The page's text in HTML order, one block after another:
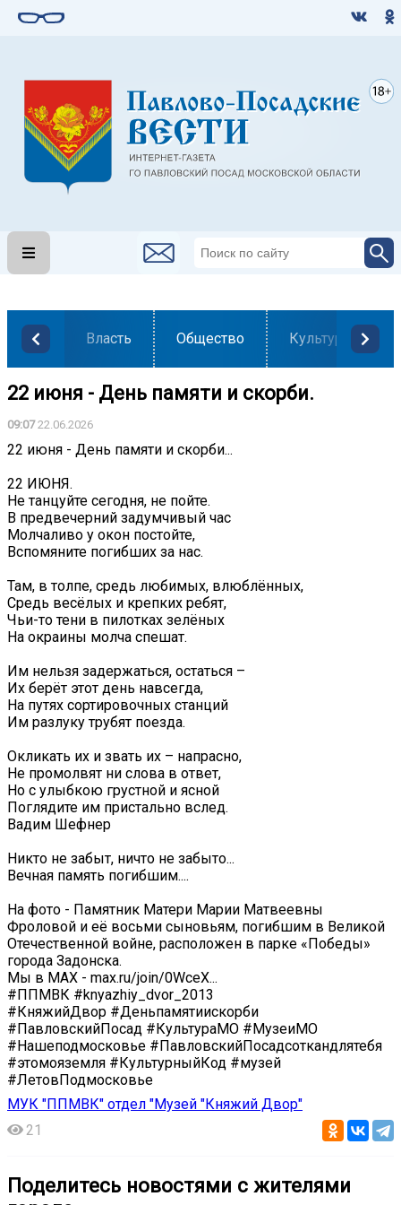
Власть Общество Культура
22 июня - День памяти и скорби.
09:0722.06.2026
22 июня - День памяти и скорби...
22 ИЮНЯ.
Не танцуйте сегодня, не пойте.
В предвечерний задумчивый час
Молчаливо у окон постойте,
Вспомяните погибших за нас.
Там, в толпе, средь любимых, влюблённых,
Средь весёлых и крепких ребят,
Чьи-то тени в пилотках зелёных
На окраины молча спешат.
Им нельзя задержаться, остаться –
Их берёт этот день навсегда,
На путях сортировочных станций
Им разлуку трубят поезда.
Окликать их и звать их – напрасно,
Не промолвят ни слова в ответ,
Но с улыбкою грустной и ясной
Поглядите им пристально вслед.
Вадим Шефнер
Никто не забыт, ничто не забыто...
Вечная память погибшим....
На фото - Памятник Матери Марии Матвеевны
Фроловой и её восьми сыновьям, погибшим в Великой
Отечественной войне, расположен в парке «Победы»
города Задонска.
Мы в MAX - max.ru/join/0WceX...
#ППМВК #knyazhiy_dvor_2013
#КняжийДвор #Деньпамятиискорби
#ПавловскийПосад #КультураМО #МузеиМО
#Нашеподмосковье #ПавловскийПосадсоткандлятебя
#этомояземля #КультурныйКод #музей
#ЛетовПодмосковье
МУК "ППМВК" отдел "Музей "Княжий Двор"
21
Поделитесь новостями с жителями